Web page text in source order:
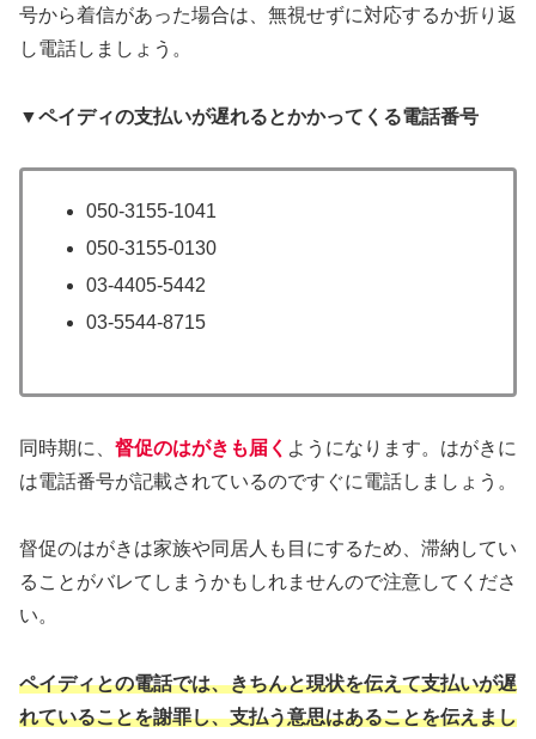
号から着信があった場合は、無視せずに対応するか折り返
し電話しましょう。
▼ペイディの支払いが遅れるとかかってくる電話番号
050-3155-1041
050-3155-0130
03-4405-5442
03-5544-8715
同時期に、 督促のはがきも届く ようになります。はがきに
は電話番号が記載されているのですぐに電話しましょう。
督促のはがきは家族や同居人も目にするため、滞納してい
ることがバレてしまうかもしれませんので注意してくださ
い。
ペイディとの電話では、きちんと現状を伝えて支払いが遅
れていることを謝罪し、支払う意思はあることを伝えまし